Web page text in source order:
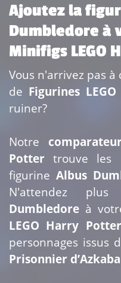
Ajoutez la
Dumbledore à
Minifigs LEGO
Vous n'arrivez pas
de Figurines
ruiner?
Notre
Potter trouve les
figurineAlbus
N'attendez
Dumbledore à
LEGO Harry Potter
personnages issus
Prisonnier